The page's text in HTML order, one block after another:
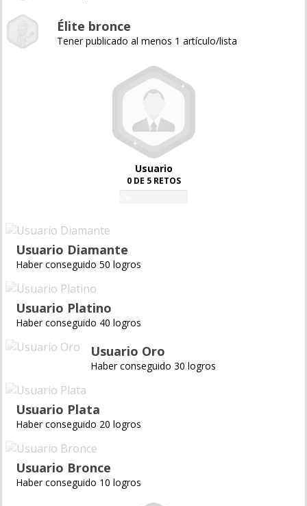
Élite bronce
Tener publicado al menos 1 artículo/lista
Usuario
0 DE 5 RETOS
Usuario Diamante
Haber conseguido 50 logros
Usuario Platino
Haber conseguido 40 logros
Usuario Oro
Haber conseguido 30 logros
Usuario Plata
Haber conseguido 20 logros
Usuario Bronce
Haber conseguido 10 logros